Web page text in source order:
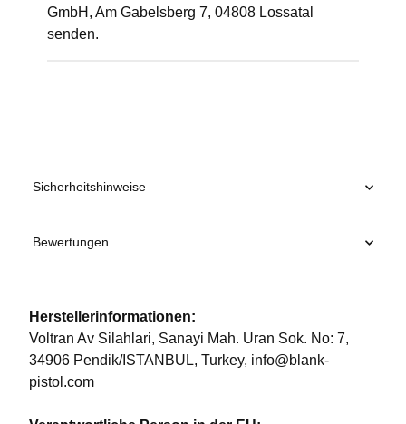
GmbH, Am Gabelsberg 7, 04808 Lossatal
senden.
Sicherheitshinweise
Bewertungen
Herstellerinformationen:
Voltran Av Silahlari, Sanayi Mah. Uran Sok. No: 7,
34906 Pendik/ISTANBUL, Turkey, info@blank-
pistol.com